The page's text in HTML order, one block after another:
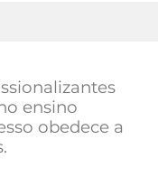
ensino
obedece a